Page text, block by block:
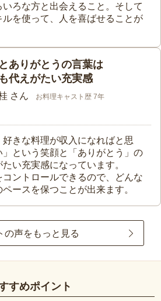
ろな方と出会えること。そして
を使って、人を喜ばせることが
ありがとうの言葉は
代えがたい充実感
さん お料理キャスト歴 7年
きな料理が収入になればと思
という笑顔と「ありがとう」の
い充実感になっています。
ントロールできるので、どんな
ースを保つことが出来ます。
の声をもっと見る
すめポイント